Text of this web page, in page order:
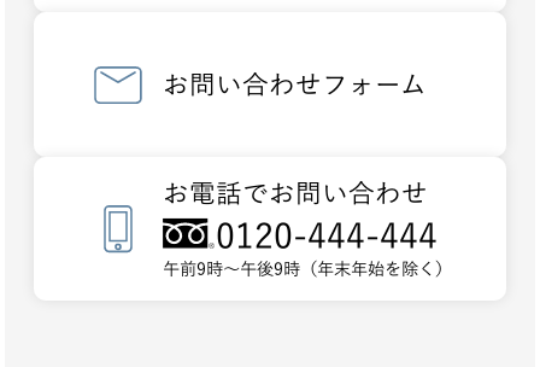
お問い合わせフォーム
お電話でお問い合わせ
0120-444-444
午前9時～午後9時（年末年始を除く）